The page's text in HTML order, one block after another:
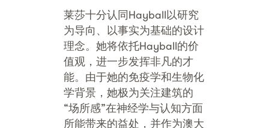
莱莎十分认同Hayball以研究
为导向、以事实为基础的设计
理念。她将依托Hayball的价
值观，进一步发挥非凡的才
能。由于她的免疫学和生物化
学背景，她极为关注建筑的
“场所感”在神经学与认知方面
所能带来的益处，并作为澳大